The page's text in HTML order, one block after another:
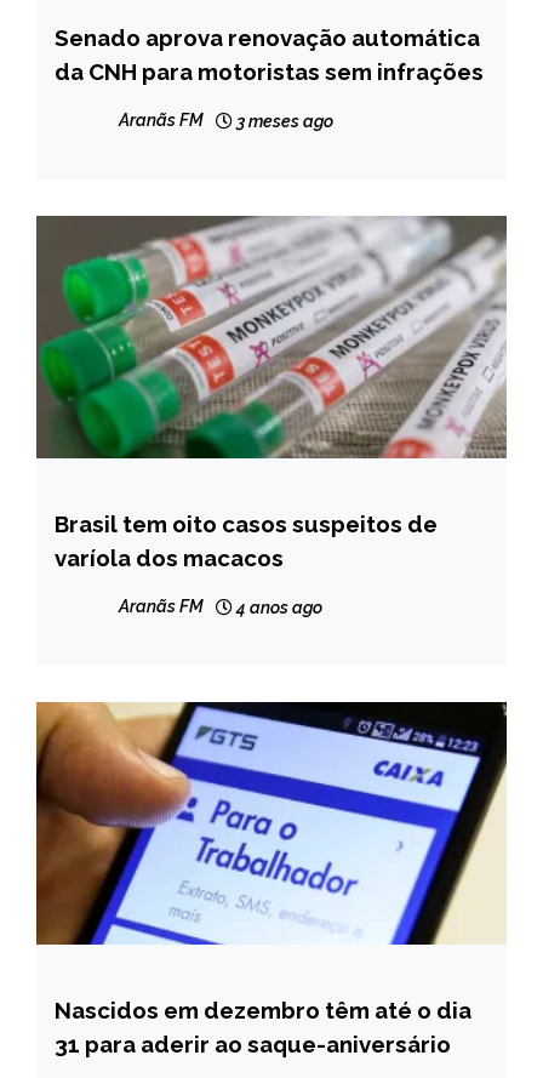
BRASIL
NOTÍCIAS
Senado aprova renovação automática
da CNH para motoristas sem infrações
Aranãs FM 3 meses ago
BRASIL
NOTÍCIAS
Brasil tem oito casos suspeitos de
varíola dos macacos
Aranãs FM 4 anos ago
BRASIL
NOTÍCIAS
Nascidos em dezembro têm até o dia
31 para aderir ao saque-aniversário